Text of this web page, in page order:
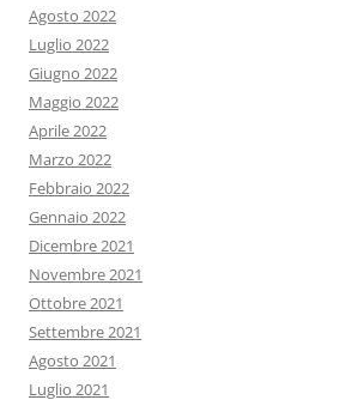
Agosto 2022
Luglio 2022
Giugno 2022
Maggio 2022
Aprile 2022
Marzo 2022
Febbraio 2022
Gennaio 2022
Dicembre 2021
Novembre 2021
Ottobre 2021
Settembre 2021
Agosto 2021
Luglio 2021